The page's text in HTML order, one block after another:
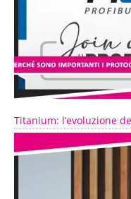
Titanium: l’evoluzione